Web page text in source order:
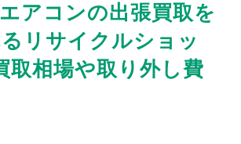
アコンの出張買取を
リサイクルショッ
取相場や取り外し費